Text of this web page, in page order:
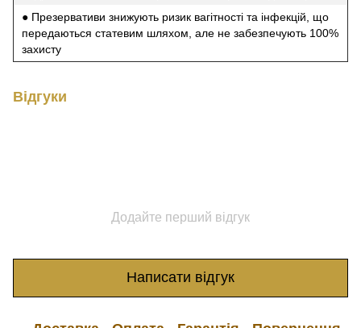
● Презервативи знижують ризик вагітності та інфекцій, що
передаються статевим шляхом, але не забезпечують 100%
захисту
Відгуки
Додайте перший відгук
Написати відгук